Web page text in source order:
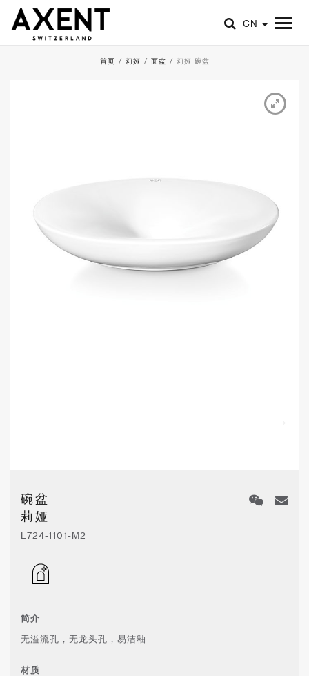
CN
首页 / 莉娅 / 面盆 / 莉娅 碗盆
碗盆
莉娅
L724-1101-M2
简介
无溢流孔，无龙头孔，易洁釉
材质